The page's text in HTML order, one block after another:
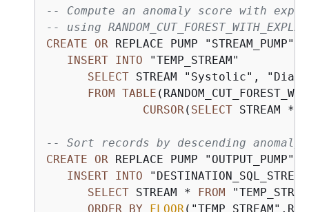
-- Compute an anomaly score with
-- using
CREATE
OR REPLACE PUMP "STREAM_PUMP"
INSERT INTO "TEMP_STREAM"
SELECT STREAM "Systolic",
FROM TABLE
CURSOR( SELECT STREAM *
-- Sort records by descending
CREATE
OR REPLACE PUMP "OUTPUT_PUMP"
INSERT INTO
SELECT STREAM * FROM
ORDER BY FLOOR